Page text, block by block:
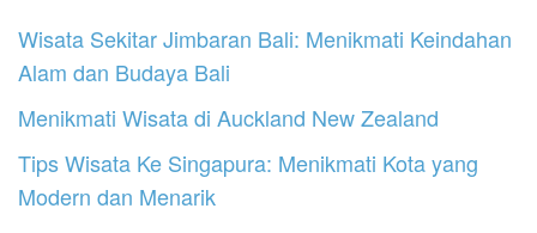
Wisata Sekitar Jimbaran Bali: Menikmati Keindahan
Alam dan Budaya Bali
Menikmati Wisata di Auckland New Zealand
Tips Wisata Ke Singapura: Menikmati Kota yang
Modern dan Menarik